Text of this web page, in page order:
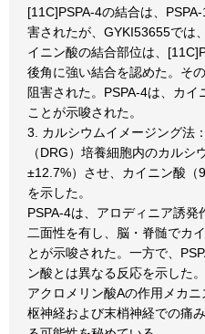
[11C]PSPA-4の結合は、
害されたが、GYKI53655では
イニン酸の結合部位は、
後角に強い結合を認めた。そ
阻害された。PSPA-4は、カ
ことが示唆された。
3. カルシウムイメージング法
（DRG）培養細胞内のカルシ
±12.7%）させ、カイニン酸（
を示した。
PSPA-4は、アロディニア誘
二面性を有し、脳・脊髄でカ
とが示唆された。一方で、
ン酸とは異なる反応を示した
アクロメリン酸Aの作用メカ
枢神経および末梢神経での痛